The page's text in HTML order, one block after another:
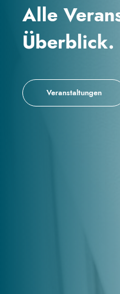
Alle
Überblick.
Veranstaltungen